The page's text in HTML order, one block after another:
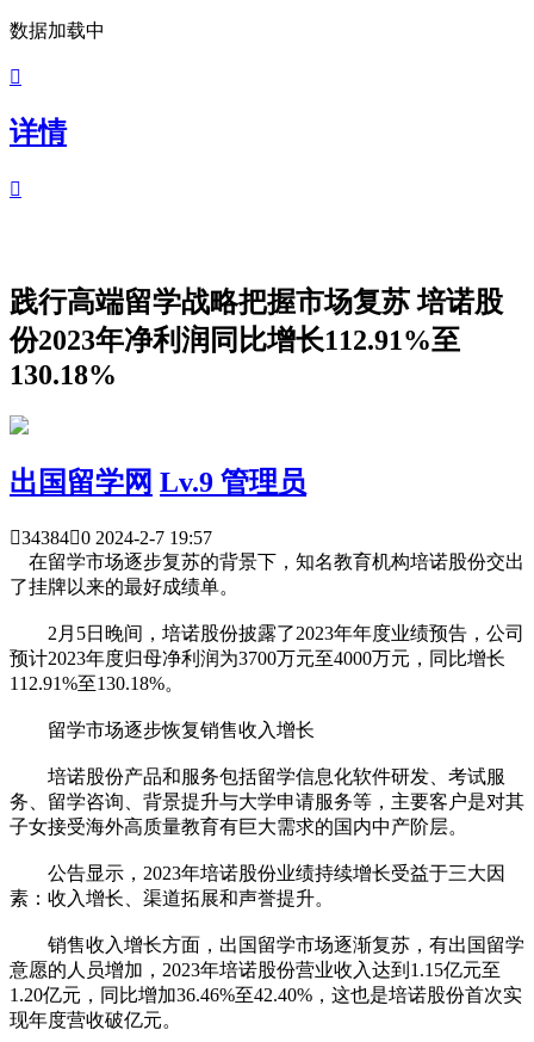
数据加载中

详情

践行高端留学战略把握市场复苏 培诺股
份2023年净利润同比增长112.91%至
130.18%
出国留学网 Lv.9 管理员
343840 2024-2-7 19:57
在留学市场逐步复苏的背景下，知名教育机构培诺股份交出
了挂牌以来的最好成绩单。
2月5日晚间，培诺股份披露了2023年年度业绩预告，公司
预计2023年度归母净利润为3700万元至4000万元，同比增长
112.91%至130.18%。
留学市场逐步恢复销售收入增长
培诺股份产品和服务包括留学信息化软件研发、考试服
务、留学咨询、背景提升与大学申请服务等，主要客户是对其
子女接受海外高质量教育有巨大需求的国内中产阶层。
公告显示，2023年培诺股份业绩持续增长受益于三大因
素：收入增长、渠道拓展和声誉提升。
销售收入增长方面，出国留学市场逐渐复苏，有出国留学
意愿的人员增加，2023年培诺股份营业收入达到1.15亿元至
1.20亿元，同比增加36.46%至42.40%，这也是培诺股份首次实
现年度营收破亿元。